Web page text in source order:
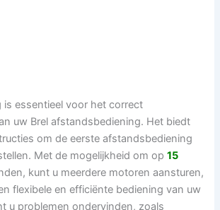
is essentieel voor het correct
uw Brel afstandsbediening. Het biedt
om de eerste afstandsbediening
Met de mogelijkheid om op15
kunt u meerdere motoren aansturen,
flexibele en efficiënte bediening van uw
u problemen ondervinden, zoals